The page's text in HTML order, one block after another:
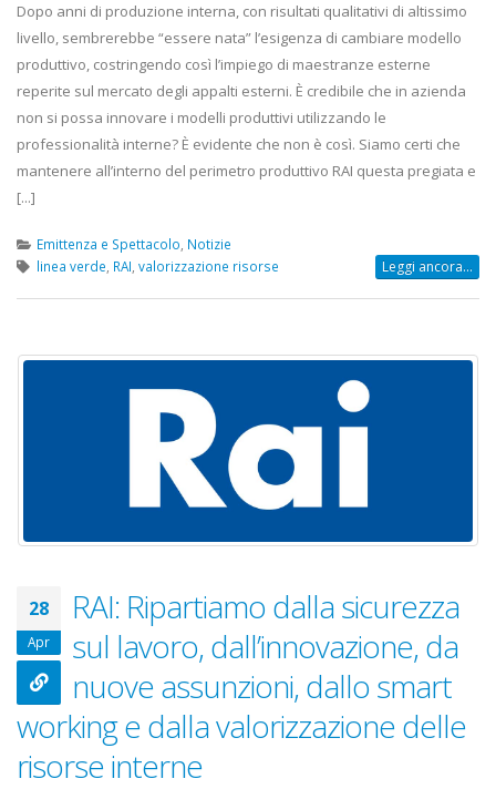
Dopo anni di produzione interna, con risultati qualitativi di altissimo
livello, sembrerebbe “essere nata” l’esigenza di cambiare modello
produttivo, costringendo così l’impiego di maestranze esterne
reperite sul mercato degli appalti esterni. È credibile che in azienda
non si possa innovare i modelli produttivi utilizzando le
professionalità interne? È evidente che non è così. Siamo certi che
mantenere all’interno del perimetro produttivo RAI questa pregiata e
[...]
Emittenza e Spettacolo, Notizie
linea verde, RAI, valorizzazione risorse Leggi ancora...
28
Apr
RAI: Ripartiamo dalla sicurezza
sul lavoro, dall’innovazione, da
nuove assunzioni, dallo smart
working e dalla valorizzazione delle
risorse interne